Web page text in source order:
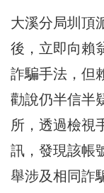
大溪分局圳頂
後，立即向賴
詐騙手法，但
勸說仍半信半
所，透過檢視
訊，發現該帳
舉涉及相同詐